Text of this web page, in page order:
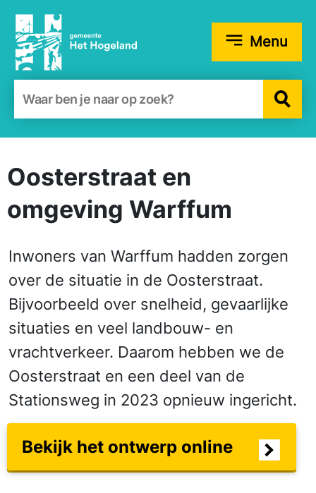
Zoekformulier
Menu
Oosterstraat en
omgeving Warffum
Inwoners van Warffum hadden zorgen
over de situatie in de Oosterstraat.
Bijvoorbeeld over snelheid, gevaarlijke
situaties en veel landbouw- en
vrachtverkeer. Daarom hebben we de
Oosterstraat en een deel van de
Stationsweg in 2023 opnieuw ingericht.
Bekijk het ontwerp online